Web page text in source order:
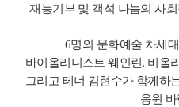
재능기부 및 객석 나눔의 사
6명의 문화예술 차세
바이올리니스트 웨인린, 비올
그리고 테너 김현수가 함께하
응원